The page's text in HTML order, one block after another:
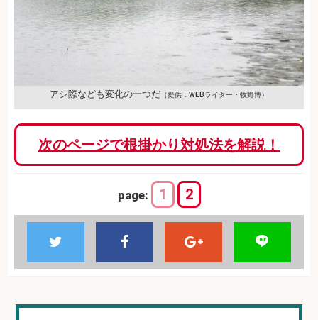
アシ際なども変化の一つだ （提供：WEBライター・牧野博）
次のページで根掛かり対処法を解説！
page: 1 2